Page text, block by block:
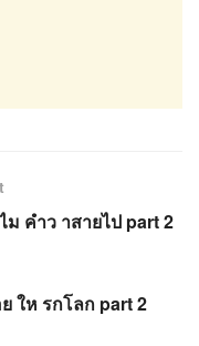
ม คำว าสายไป part 2
ให รกโลก part 2